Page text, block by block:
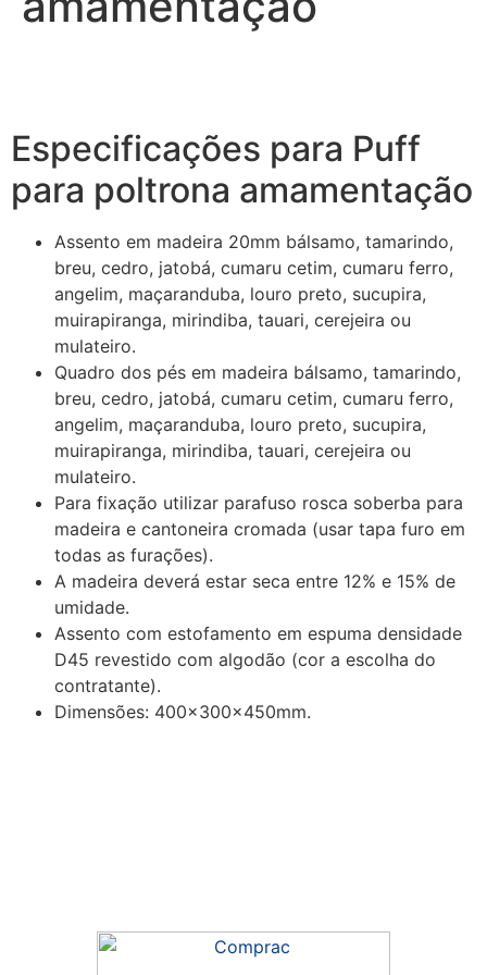
Especificações para Puff
para poltrona amamentação
Assento em madeira 20mm bálsamo, tamarindo,
breu, cedro, jatobá, cumaru cetim, cumaru ferro,
angelim, maçaranduba, louro preto, sucupira,
muirapiranga, mirindiba, tauari, cerejeira ou
mulateiro.
Quadro dos pés em madeira bálsamo, tamarindo,
breu, cedro, jatobá, cumaru cetim, cumaru ferro,
angelim, maçaranduba, louro preto, sucupira,
muirapiranga, mirindiba, tauari, cerejeira ou
mulateiro.
Para fixação utilizar parafuso rosca soberba para
madeira e cantoneira cromada (usar tapa furo em
todas as furações).
A madeira deverá estar seca entre 12% e 15% de
umidade.
Assento com estofamento em espuma densidade
D45 revestido com algodão (cor a escolha do
contratante).
Dimensões: 400x300x450mm.